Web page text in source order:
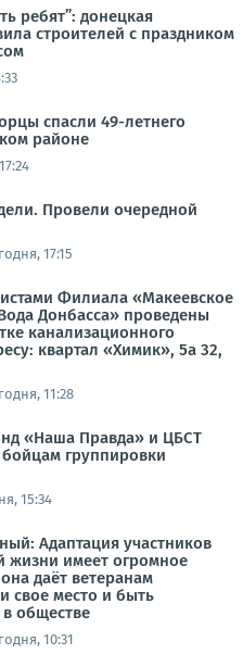
ребят”: донецкая
строителей с праздником
спасли 49-летнего
районе
Провели очередной
17:15
Филиала «Макеевское
Донбасса» проведены
канализационного
квартал «Химик», 5а 32,
11:28
«Наша Правда» и ЦБСТ
группировки
15:34
Адаптация участников
жизни имеет огромное
даёт ветеранам
свое место и быть
обществе
10:31